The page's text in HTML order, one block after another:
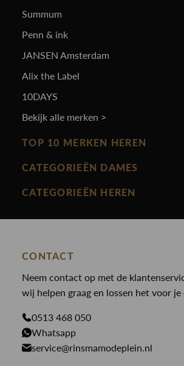
Summum
Penn & ink
JANSEN Amsterdam
Alix the Label
10DAYS
Bekijk alle merken >
TOP 10 MERKEN HEREN
Vanguard
Cast Iron
Paul en Shark
Genti
PME Legend
Butcher of Blue
CATEGORIEËN DAMES
Nieuw binnen
Blouses
Broeken
Gilets
Jassen
Jeans
Jumpsuits
CATEGORIEËN HEREN
Broeken
Colberts
Giftcards
Jassen
Overhemden
CONTACT
Neem contact op met de
wij helpen graag en lossen het voor je
0513 468 050
Whatsapp
service@rinsmamodeplein.nl